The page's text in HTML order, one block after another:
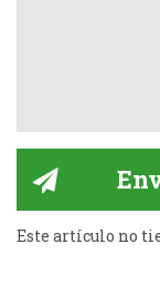
Este artículo no